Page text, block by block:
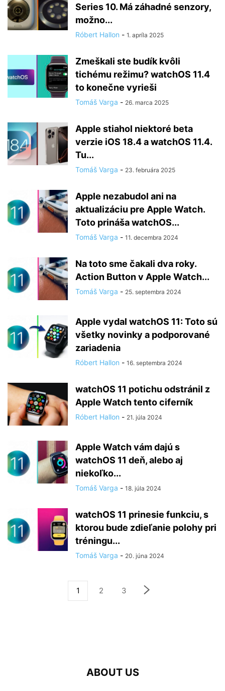
Series 10. Má záhadné senzory,
možno...
Róbert Hallon - 1. apríla 2025
Zmeškali ste budík kvôli
tichému režimu? watchOS 11.4
to konečne vyrieši
Tomáš Varga - 26. marca 2025
Apple stiahol niektoré beta
verzie iOS 18.4 a watchOS 11.4.
Tu...
Tomáš Varga - 23. februára 2025
Apple nezabudol ani na
aktualizáciu pre Apple Watch.
Toto prináša watchOS...
Tomáš Varga - 11. decembra 2024
Na toto sme čakali dva roky.
Action Button v Apple Watch...
Tomáš Varga - 25. septembra 2024
Apple vydal watchOS 11: Toto sú
všetky novinky a podporované
zariadenia
Róbert Hallon - 16. septembra 2024
watchOS 11 potichu odstránil z
Apple Watch tento ciferník
Róbert Hallon - 21. júla 2024
Apple Watch vám dajú s
watchOS 11 deň, alebo aj
niekoľko...
Tomáš Varga - 18. júla 2024
watchOS 11 prinesie funkciu, s
ktorou bude zdieľanie polohy pri
tréningu...
Tomáš Varga - 20. júna 2024
1 2 3
ABOUT US